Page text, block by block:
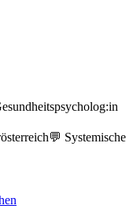
💬 Systemische